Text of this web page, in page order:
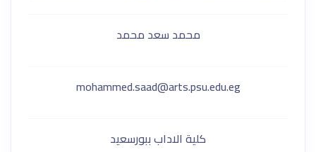
محمد سعد محمد
mohammed.saad@arts.psu.edu.eg
كلية الاداب ببورسعيد